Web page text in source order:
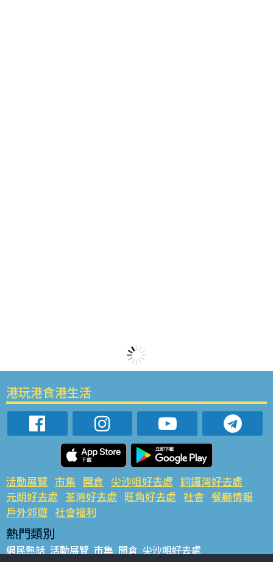
港玩港食港生活
活動展覽 市集 開倉 尖沙咀好去處 銅鑼灣好去處
元朗好去處 荃灣好去處 旺角好去處 社會 餐廳情報
戶外郊遊 社會福利
熱門類別
網民熱話 活動展覽 市集 開倉 尖沙咀好去處